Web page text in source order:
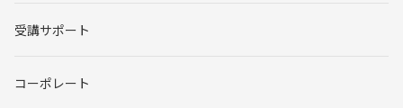
受講サポート
コーポレート